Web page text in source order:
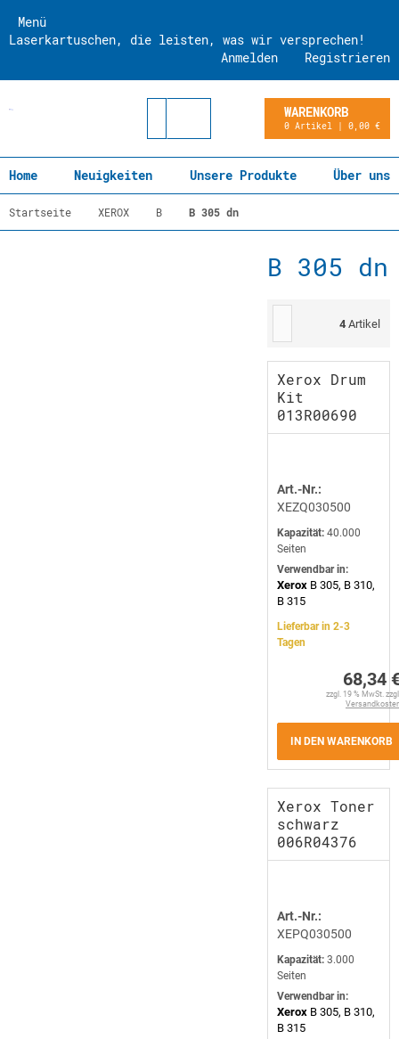
Menü
Laserkartuschen, die leisten, was wir versprechen!
Registrieren
Anmelden
WARENKORB
0 Artikel | 0,00 €
Home Neuigkeiten Unsere Produkte Über uns
Startseite XEROX B B 305 dn
B 305 dn
4 Artikel
Xerox Drum
Kit
013R00690
Art.-Nr.:
XEZQ030500
Kapazität: 40.000
Seiten
Verwendbar in:
Xerox B 305, B 310,
B 315
Lieferbar in 2-3
Tagen
68,34
zzgl. 19 % MwSt.
IN DEN WARENKORB
Xerox Toner
schwarz
006R04376
Art.-Nr.:
XEPQ030500
Kapazität: 3.000
Seiten
Verwendbar in:
Xerox B 305, B 310,
B 315